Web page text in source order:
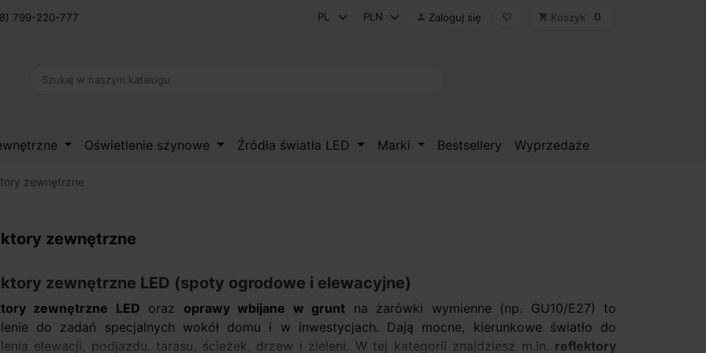
799-220-777  Zaloguj się favorite_border shopping_cart Koszyk 0
Oświetlenie szynowe Źródła światła LED Marki Bestsellery Wyprzedaże
zewnętrzne
zewnętrzne
zewnętrzne LED (spoty ogrodowe i elewacyjne)
zewnętrzne LED oraz oprawy wbijane w grunt na żarówki wymienne (np. GU10/E27) to
do zadań specjalnych wokół domu i w inwestycjach. Dają mocne, kierunkowe światło do
elewacji, podjazdu, tarasu, ścieżek, drzew i zieleni. W tej kategorii znajdziesz m.in. reflektory